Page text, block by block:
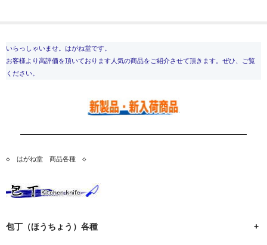
いらっしゃいませ。はがね堂です。
お客様より高評価を頂いております人気の商品をご紹介させて頂きます。ぜひ、ご覧
ください。
◇　はがね堂　商品各種　◇
包丁（ほうちょう）各種 +